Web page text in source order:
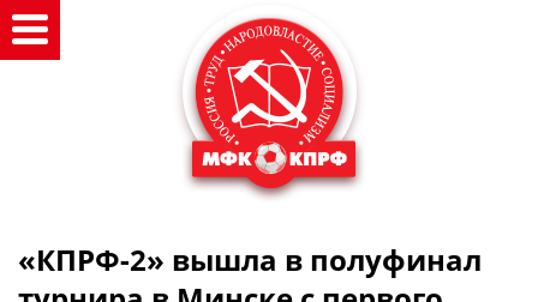
«КПРФ-2» вышла в полуфинал